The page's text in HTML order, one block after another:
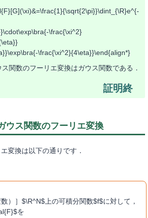
\frac{\xi^2}
\frac{\xi^2}{4\eta}}\end{align*}
関数のフーリエ変換はガウス関数である．
ウス関数のフーリエ変換
変換は以下の通りです．
数）］$\R^N$上の可積分関数$f$に対して，
を